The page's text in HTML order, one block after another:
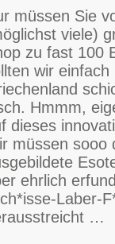
müssen Sie
viele)
zu fast 100
wir
Hmmm,
dieses
müssen sooo
ehrlich
Laber-
…